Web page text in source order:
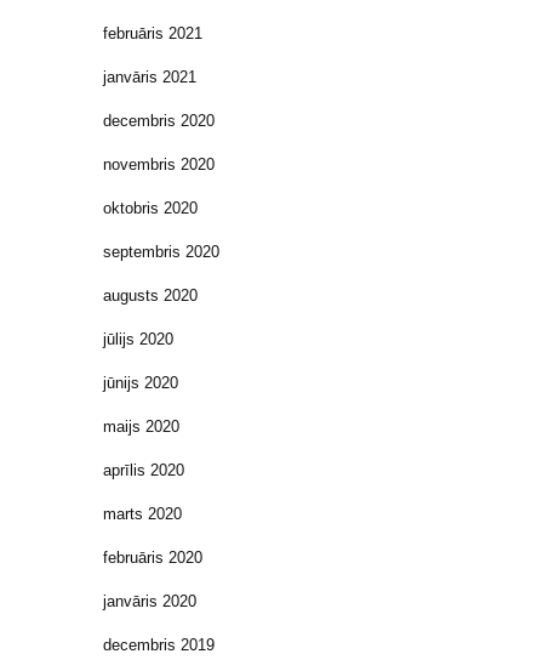
februāris 2021
janvāris 2021
decembris 2020
novembris 2020
oktobris 2020
septembris 2020
augusts 2020
jūlijs 2020
jūnijs 2020
maijs 2020
aprīlis 2020
marts 2020
februāris 2020
janvāris 2020
decembris 2019